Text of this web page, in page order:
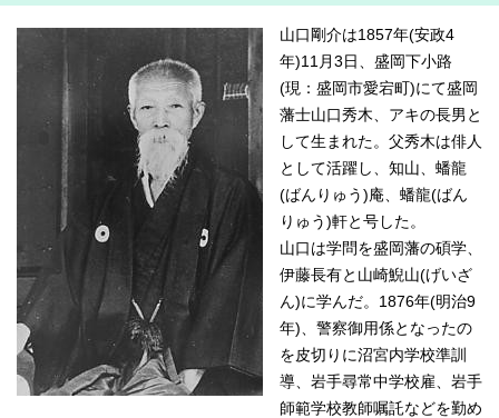
山口剛介は1857年(安政4
年)11月3日、盛岡下小路
(現：盛岡市愛宕町)にて盛岡
藩士山口秀木、アキの長男と
して生まれた。父秀木は俳人
として活躍し、知山、蟠龍
(ばんりゅう)庵、蟠龍(ばん
りゅう)軒と号した。
山口は学問を盛岡藩の碩学、
伊藤長有と山崎鯢山(げいざ
ん)に学んだ。1876年(明治9
年)、警察御用係となったの
を皮切りに沼宮内学校準訓
導、岩手尋常中学校雇、岩手
師範学校教師嘱託などを勤め